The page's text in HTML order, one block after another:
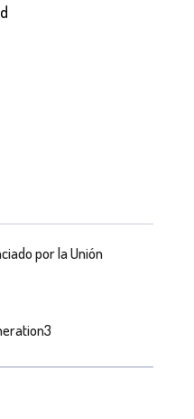
por la Unión